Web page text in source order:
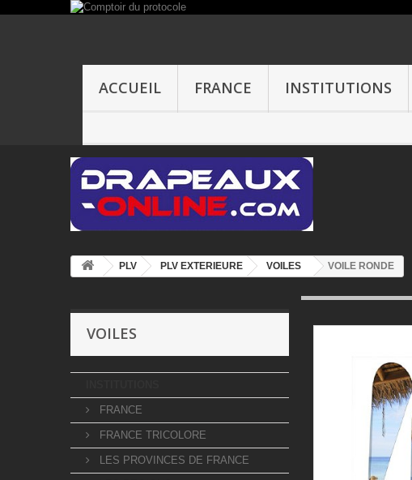
ACCUEIL FRANCE INSTITUTIONS
PLV PLV EXTERIEURE VOILES VOILE RONDE
VOILES
FRANCE
FRANCE TRICOLORE
LES PROVINCES DE FRANCE